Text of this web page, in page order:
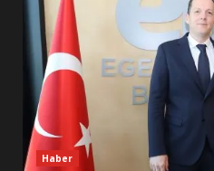
5
6
Haber